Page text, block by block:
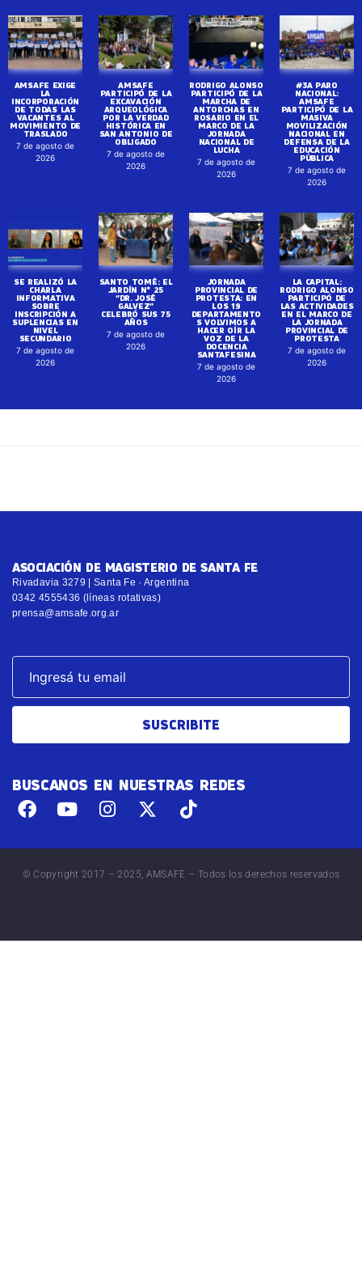
AMSAFE EXIGE
LA
INCORPORACIÓN
DE TODAS LAS
VACANTES AL
MOVIMIENTO DE
TRASLADO
7 de agosto de
2026
AMSAFE
PARTICIPÓ DE LA
EXCAVACIÓN
ARQUEOLÓGICA
POR LA VERDAD
HISTÓRICA EN
SAN ANTONIO DE
OBLIGADO
7 de agosto de
2026
RODRIGO ALONSO
PARTICIPÓ DE LA
MARCHA DE
ANTORCHAS EN
ROSARIO EN EL
MARCO DE LA
JORNADA
NACIONAL DE
LUCHA
7 de agosto de
2026
#3A PARO
NACIONAL:
AMSAFE
PARTICIPÓ DE LA
MASIVA
MOVILIZACIÓN
NACIONAL EN
DEFENSA DE LA
EDUCACIÓN
PÚBLICA
7 de agosto de
2026
SE REALIZÓ LA
CHARLA
INFORMATIVA
SOBRE
INSCRIPCIÓN A
SUPLENCIAS EN
NIVEL
SECUNDARIO
7 de agosto de
2026
SANTO TOMÉ: EL
JARDÍN N° 25
“DR. JOSÉ
GALVEZ”
CELEBRÓ SUS 75
AÑOS
7 de agosto de
2026
JORNADA
PROVINCIAL DE
PROTESTA: EN
LOS 19
DEPARTAMENTO
S VOLVIMOS A
HACER OÍR LA
VOZ DE LA
DOCENCIA
SANTAFESINA
7 de agosto de
2026
LA CAPITAL:
RODRIGO ALONSO
PARTICIPÓ DE
LAS ACTIVIDADES
EN EL MARCO DE
LA JORNADA
PROVINCIAL DE
PROTESTA
7 de agosto de
2026
ASOCIACIÓN DE MAGISTERIO DE SANTA FE
Rivadavia 3279 | Santa Fe · Argentina
0342 4555436 (líneas rotativas)
prensa@amsafe.org.ar
SUSCRIBITE
BUSCANOS EN NUESTRAS REDES
© Copyright 2017 – 2025, AMSAFE – Todos los derechos reservados